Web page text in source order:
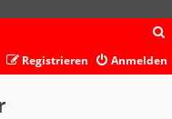
c
Anmelden
Registrieren